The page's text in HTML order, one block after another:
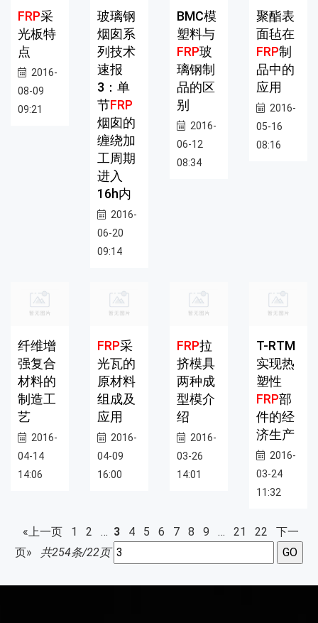
FRP采
光板特
点
2016-
08-09
09:21
玻璃钢
烟囱系
列技术
速报
3：单
节FRP
烟囱的
缠绕加
工周期
进入
16h内
2016-
06-20
09:14
BMC模
塑料与
FRP玻
璃钢制
品的区
别
2016-
06-12
08:34
聚酯表
面毡在
FRP制
品中的
应用
2016-
05-16
08:16
纤维增
强复合
材料的
制造工
艺
2016-
04-14
14:06
FRP采
光瓦的
原材料
组成及
应用
2016-
04-09
16:00
FRP拉
挤模具
两种成
型模介
绍
2016-
03-26
14:01
T-RTM
实现热
塑性
FRP部
件的经
济生产
2016-
03-24
11:32
«上一页 1 2 … 3 4 5 6 7 8 9 … 21 22
下一
页»
共254条/22页